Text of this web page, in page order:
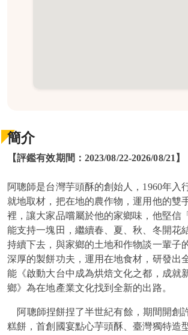
簡介
【評鑑有效期間：2023/08/22-2026/08/21】
阿聰師是台灣芋頭酥的創始人，1960年入
就地取材，把在地的農作物，運用他的雙
裡，讓大家品嚐屬於他的家鄉味，他堅信
能支持一塊田，繼續春、夏、秋、冬開花
持續下去，與家鄉的土地和作物談一輩子
深厚的製餅功夫，運用在地食材，研發出
能《啟動大台中成為烘焙文化之都，成就
鄉》為在地產業文化找到全新的出路。
阿聰師捏餅捏了半世紀有餘，期間開創
糕餅，首創國宴點心芋頭酥、臺灣獨特造